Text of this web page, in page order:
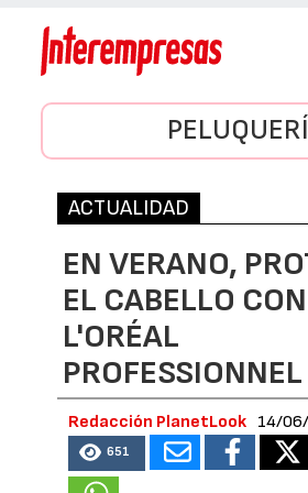
ACTUALIDAD
EN VERANO,
EL CABELLO CON
L'ORÉAL
PROFESSIONNEL
Redacción PlanetLook 14/
651